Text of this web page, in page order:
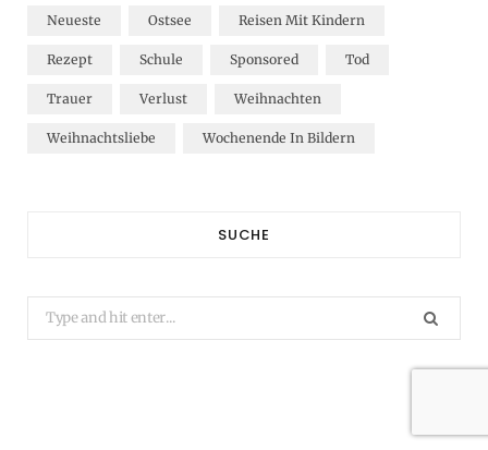
Neueste Ostsee Reisen Mit Kindern
Rezept Schule Sponsored Tod
Trauer Verlust Weihnachten
Weihnachtsliebe Wochenende In Bildern
SUCHE
Search
for: